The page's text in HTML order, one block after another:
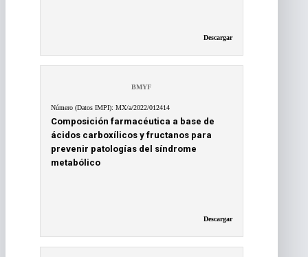
Descargar
BMYF
Número (Datos IMPI): MX/a/2022/012414
Composición farmacéutica a base de
ácidos carboxílicos y fructanos para
prevenir patologías del síndrome
metabólico
Descargar